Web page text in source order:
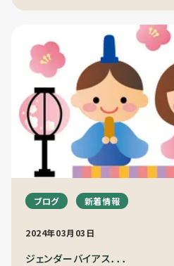
ブログ 新着情報
2024年03月03日
ジェンダーバイアス．．．